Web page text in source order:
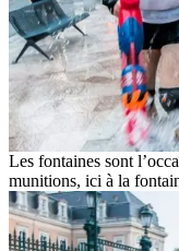
Les fontaines sont
munitions, ici à la